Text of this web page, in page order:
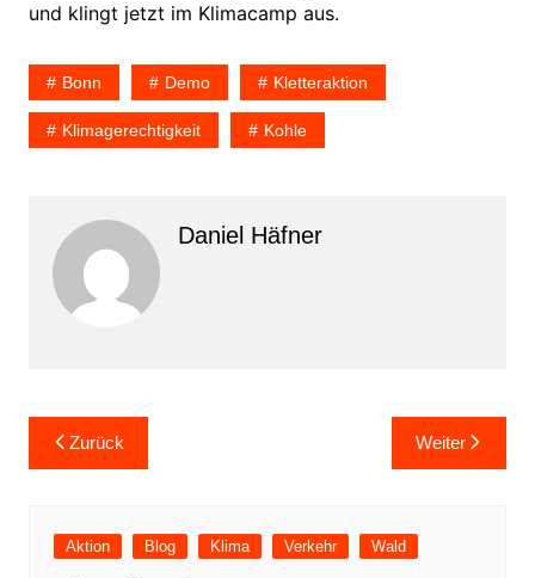
und klingt jetzt im Klimacamp aus.
Bonn Demo Kletteraktion
Klimagerechtigkeit Kohle
Daniel Häfner
Beitragsnavigation
Zurück Weiter
Aktion Blog Klima Verkehr Wald